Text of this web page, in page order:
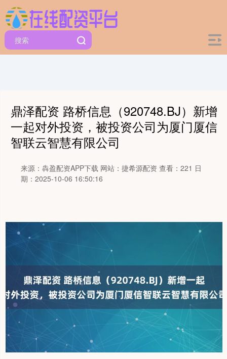
鼎泽配资 路桥信息（920748.BJ）新增
一起对外投资，被投资公司为厦门厦信
智联云智慧有限公司
来源：犇盈配资APP下载 网站：捷希源配资 查看：221 日
期：2025-10-06 16:50:16